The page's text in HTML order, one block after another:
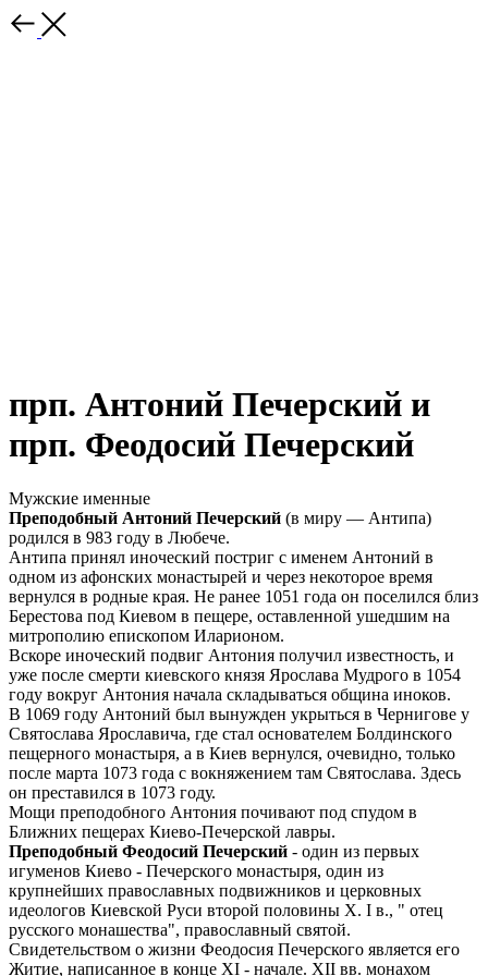
прп. Антоний Печерский и
прп. Феодосий Печерский
Мужские именные
Преподобный Антоний Печерский (в миру — Антипа)
родился в 983 году в Любече.
Антипа принял иноческий постриг с именем Антоний в
одном из афонских монастырей и через некоторое время
вернулся в родные края. Не ранее 1051 года он поселился близ
Берестова под Киевом в пещере, оставленной ушедшим на
митрополию епископом Иларионом.
Вскоре иноческий подвиг Антония получил известность, и
уже после смерти киевского князя Ярослава Мудрого в 1054
году вокруг Антония начала складываться община иноков.
В 1069 году Антоний был вынужден укрыться в Чернигове у
Святослава Ярославича, где стал основателем Болдинского
пещерного монастыря, а в Киев вернулся, очевидно, только
после марта 1073 года с вокняжением там Святослава. Здесь
он преставился в 1073 году.
Мощи преподобного Антония почивают под спудом в
Ближних пещерах Киево-Печерской лавры.
Преподобный Феодосий Печерский - один из первых
игуменов Киево - Печерского монастыря, один из
крупнейших православных подвижников и церковных
идеологов Киевской Руси второй половины Х. I в., " отец
русского монашества", православный святой.
Свидетельством о жизни Феодосия Печерского является его
Житие, написанное в конце XI - начале. XII вв. монахом